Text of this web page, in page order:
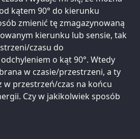
kątem 90° do kierunku
zmienić tę zmagazynowaną
kierunku lub sensie, tak
czasu do
o kąt 90°. Wtedy
w czasie/przestrzeni, a ty
w przestrzeń/czas na końcu
Czy w jakikolwiek sposób